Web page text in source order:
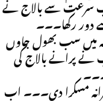
سرعت سے بالاج نے
سے دور رکھا۔۔۔
میں سب بھول جاوں
پرانے بالاج کی
مسکرا دی۔۔۔ اب